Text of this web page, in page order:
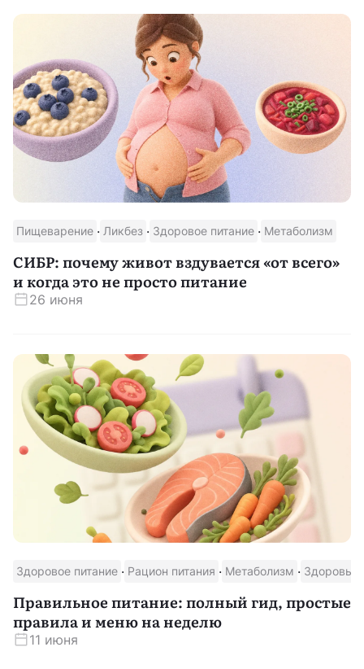
Пищеварение · Ликбез · Здоровое питание · Метаболизм
СИБР: почему живот вздувается «от всего»
и когда это не просто питание
26 июня
Здоровое питание · Рацион питания · Метаболизм · Здоровье
Правильное питание: полный гид, простые
правила и меню на неделю
11 июня